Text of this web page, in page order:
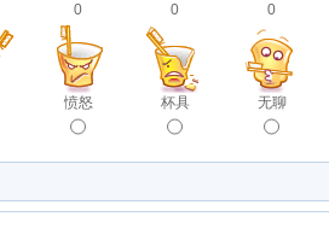
0
愤怒
0
杯具
0
无聊